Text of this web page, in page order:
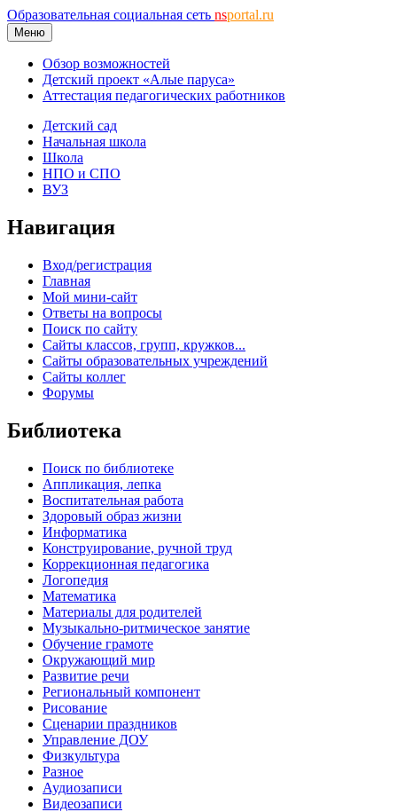
Образовательная социальная сеть nsportal.ru
Меню
Обзор возможностей
Детский проект «Алые паруса»
Аттестация педагогических работников
Детский сад
Начальная школа
Школа
НПО и СПО
ВУЗ
Навигация
Вход/регистрация
Главная
Мой мини-сайт
Ответы на вопросы
Поиск по сайту
Сайты классов, групп, кружков...
Сайты образовательных учреждений
Сайты коллег
Форумы
Библиотека
Поиск по библиотеке
Аппликация, лепка
Воспитательная работа
Здоровый образ жизни
Информатика
Конструирование, ручной труд
Коррекционная педагогика
Логопедия
Математика
Материалы для родителей
Музыкально-ритмическое занятие
Обучение грамоте
Окружающий мир
Развитие речи
Региональный компонент
Рисование
Сценарии праздников
Управление ДОУ
Физкультура
Разное
Аудиозаписи
Видеозаписи